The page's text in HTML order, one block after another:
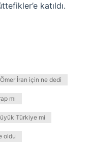
katıldı.
İran için ne dedi
mı
Türkiye mi
oldu